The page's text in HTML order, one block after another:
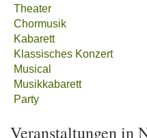
Theater
Chormusik
Kabarett
Klassisches Konzert
Musical
Musikkabarett
Party
Veranstaltungen in